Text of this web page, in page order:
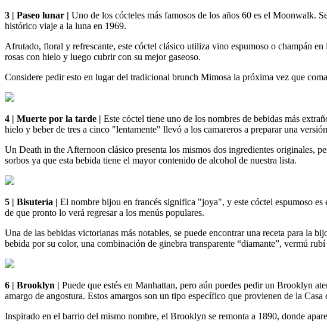
3 | Paseo lunar | Uno de los cócteles más famosos de los años 60 es el Moonwalk.
histórico viaje a la luna en 1969.
Afrutado, floral y refrescante, este cóctel clásico utiliza vino espumoso o champán
rosas con hielo y luego cubrir con su mejor gaseoso.
Considere pedir esto en lugar del tradicional brunch Mimosa la próxima vez que
4 | Muerte por la tarde | Este cóctel tiene uno de los nombres de bebidas más
hielo y beber de tres a cinco "lentamente" llevó a los camareros a preparar una
Un Death in the Afternoon clásico presenta los mismos dos ingredientes originales,
sorbos ya que esta bebida tiene el mayor contenido de alcohol de nuestra lista.
5 | Bisutería | El nombre bijou en francés significa "joya", y este cóctel espumoso
de que pronto lo verá regresar a los menús populares.
Una de las bebidas victorianas más notables, se puede encontrar una receta para
bebida por su color, una combinación de ginebra transparente “diamante”, vermú rubí
6 | Brooklyn | Puede que estés en Manhattan, pero aún puedes pedir un Brooklyn
amargo de angostura. Estos amargos son un tipo específico que provienen de la
Inspirado en el barrio del mismo nombre, el Brooklyn se remonta a 1890, donde